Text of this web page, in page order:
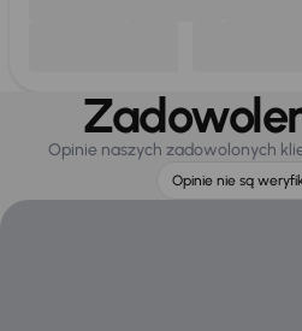
Opinie naszych zadowolonych
Opinie nie są